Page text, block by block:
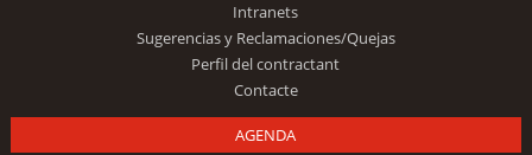
Intranets
Sugerencias y Reclamaciones/Quejas
Perfil del contractant
Contacte
AGENDA